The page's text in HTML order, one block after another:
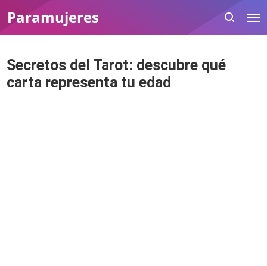
Paramujeres
Secretos del Tarot: descubre qué
carta representa tu edad